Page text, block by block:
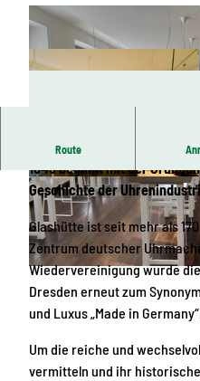
© Hanne Terbrack | KI-optimiert
© Holger Stein
Route
Glashütte im Ostergebirge
1845 beginnt mit der
Geschichte der
Glashütte ist seit mehr als
Zentrum deutscher
Wiedervereinigung wurde
Dresden erneut zum
und Luxus „Made in
Um die reiche und
vermitteln und ihr